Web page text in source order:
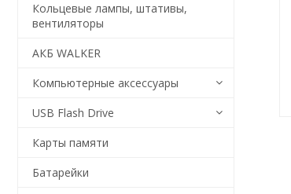
Кольцевые лампы, штативы,
вентиляторы
АКБ WALKER
Компьютерные аксессуары
USB Flash Drive
Карты памяти
Батарейки